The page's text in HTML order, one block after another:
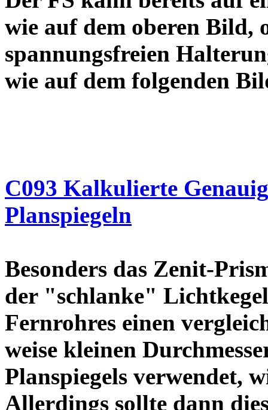
wie auf dem oberen Bild,
spannungsfreien
wie auf dem
C093 Kalkulierte
Planspiegeln
Besonders das Zenit-
der "schlanke"
Fernrohres einen
weise kleinen
Planspiegels verwendet,
Allerdings sollte dann